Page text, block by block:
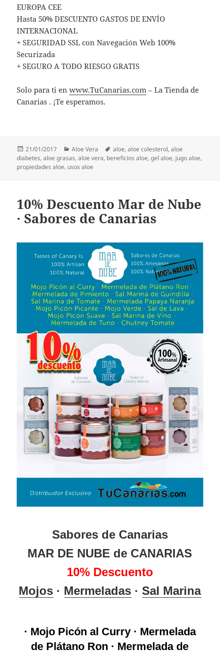
EUROPA CEE
Hasta 50% DESCUENTO GASTOS DE ENVÍO
INTERNACIONAL
+ SEGURIDAD SSL con Navegación Web 100%
Securizada
+ SEGURO A TODO RIESGO GRATIS
Solo para ti enwww.TuCanarias.com – La Tienda de
Canarias . ¡Te esperamos.
Publicado
el
21/01/2017 Categorías
Aloe Vera Etiquetas
aloe,aloe colesterol,aloe
diabetes,aloe grasas,aloe vera, beneficios aloe,gel aloe, jugo aloe,
propiedades aloe, usos aloe
10% Descuento Mar de Nube
· Sabores de Canarias
Sabores de Canarias
MAR DE NUBE de CANARIAS
10% Descuento
Mojos · Mermeladas ·Sal Marina
· Mojo Picón al Curry · Mermelada
de Plátano Ron · Mermelada de